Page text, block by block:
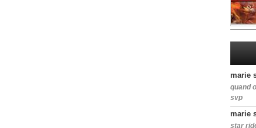
marie
quand
svp
marie
star